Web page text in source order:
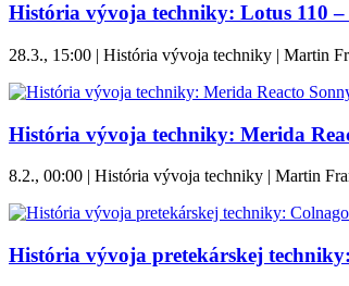
História vývoja techniky: Lotus 110
28.3., 15:00 | História vývoja techniky | Martin
História vývoja techniky: Merida
8.2., 00:00 | História vývoja techniky | Martin
História vývoja pretekárskej